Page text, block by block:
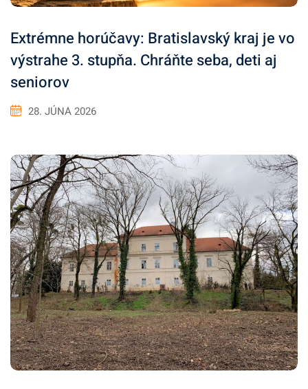
Extrémne horúčavy: Bratislavský kraj je vo
výstrahe 3. stupňa. Chráňte seba, deti aj
seniorov
28. JÚNA 2026